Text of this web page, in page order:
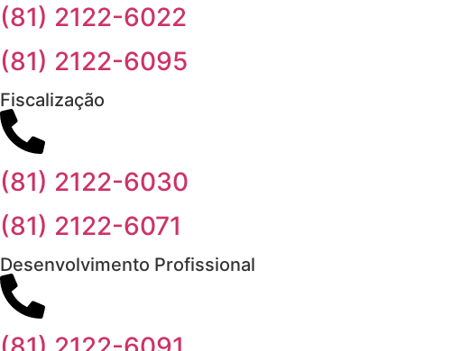
(81) 2122-6022
(81) 2122-6095
Fiscalização
(81) 2122-6030
(81) 2122-6071
Desenvolvimento Profissional